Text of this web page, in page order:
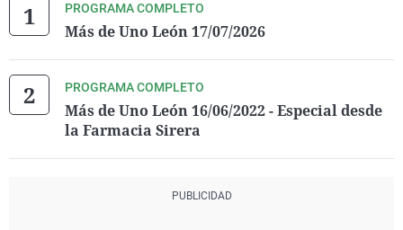
PROGRAMA COMPLETO
Más de Uno León 17/07/2026
PROGRAMA COMPLETO
Más de Uno León 16/06/2022 - Especial desde
la Farmacia Sirera